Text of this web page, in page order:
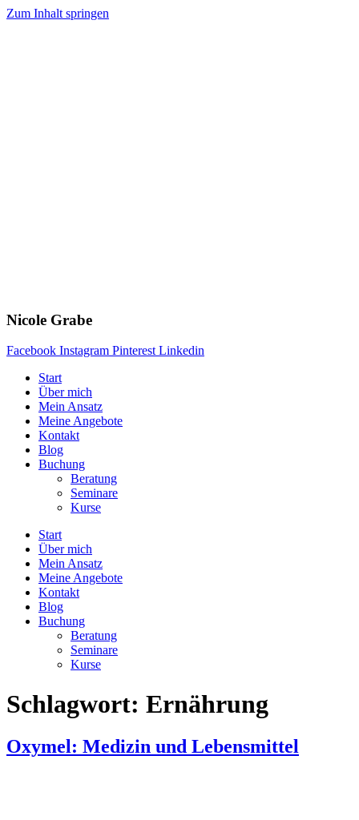
Zum Inhalt springen
Nicole Grabe
Facebook Instagram Pinterest Linkedin
Start
Über mich
Mein Ansatz
Meine Angebote
Kontakt
Blog
Buchung
Beratung
Seminare
Kurse
Start
Über mich
Mein Ansatz
Meine Angebote
Kontakt
Blog
Buchung
Beratung
Seminare
Kurse
Schlagwort: Ernährung
Oxymel: Medizin und Lebensmittel